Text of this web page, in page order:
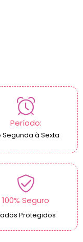
Período:
Segunda à Sexta
100% Seguro
Protegidos